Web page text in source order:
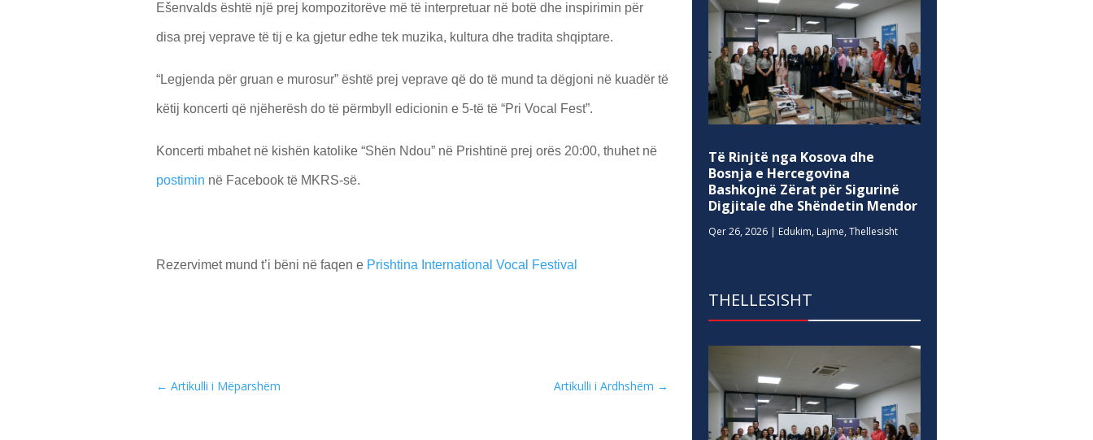
Ešenvalds është një prej kompozitorëve më të interpretuar në botë dhe inspirimin për
disa prej veprave të tij e ka gjetur edhe tek muzika, kultura dhe tradita shqiptare.
“Legjenda për gruan e murosur” është prej veprave që do të mund ta dëgjoni në kuadër të
këtij koncerti që njëherësh do të përmbyll edicionin e 5-të të “Pri Vocal Fest”.
Koncerti mbahet në kishën katolike “Shën Ndou” në Prishtinë prej orës 20:00, thuhet në
postimin në Facebook të MKRS-së.
Rezervimet mund t’i bëni në faqen e Prishtina International Vocal Festival
← Artikulli i Mëparshëm Artikulli i Ardhshëm →
Të Rinjtë nga Kosova dhe
Bosnja e Hercegovina
Bashkojnë Zërat për Sigurinë
Digjitale dhe Shëndetin Mendor
Qer 26, 2026 | Edukim, Lajme,Thellesisht
THELLESISHT